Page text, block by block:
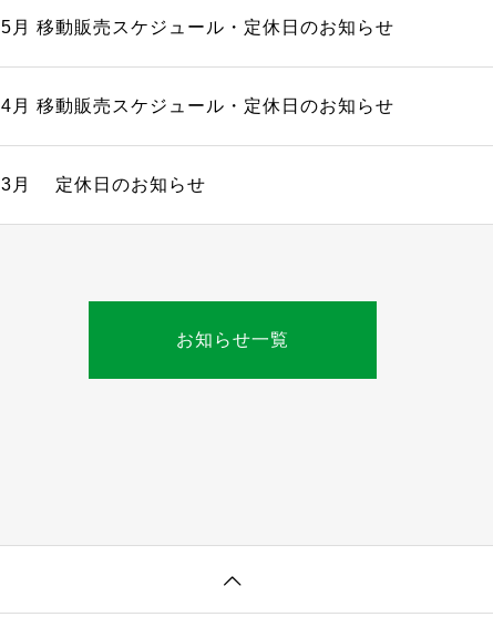
5月 移動販売スケジュール・定休日のお知らせ
4月 移動販売スケジュール・定休日のお知らせ
3月 定休日のお知らせ
お知らせ一覧